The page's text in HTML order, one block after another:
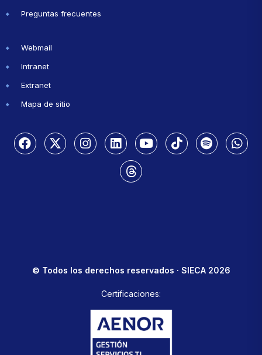
Preguntas frecuentes
Webmail
Intranet
Extranet
Mapa de sitio
© Todos los derechos reservados · SIECA 2026
Certificaciones: